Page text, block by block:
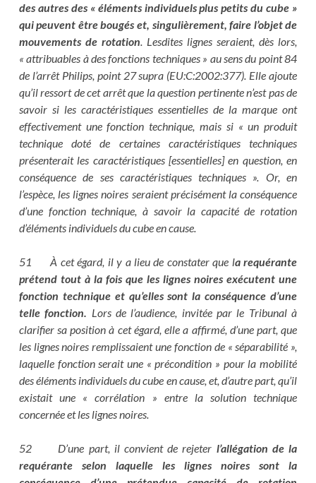
des autres des « éléments individuels plus petits du cube »
qui peuvent être bougés et, singulièrement, faire l’objet de
mouvements de rotation. Lesdites lignes seraient, dès lors,
« attribuables à des fonctions techniques » au sens du point 84
de l’arrêt Philips, point 27 supra (EU:C:2002:377). Elle ajoute
qu’il ressort de cet arrêt que la question pertinente n’est pas de
savoir si les caractéristiques essentielles de la marque ont
effectivement une fonction technique, mais si « un produit
technique doté de certaines caractéristiques techniques
présenterait les caractéristiques [essentielles] en question, en
conséquence de ses caractéristiques techniques ». Or, en
l’espèce, les lignes noires seraient précisément la conséquence
d’une fonction technique, à savoir la capacité de rotation
d’éléments individuels du cube en cause.
51 À cet égard, il y a lieu de constater que la requérante
prétend tout à la fois que les lignes noires exécutent une
fonction technique et qu’elles sont la conséquence d’une
telle fonction. Lors de l’audience, invitée par le Tribunal à
clarifier sa position à cet égard, elle a affirmé, d’une part, que
les lignes noires remplissaient une fonction de « séparabilité »,
laquelle fonction serait une « précondition » pour la mobilité
des éléments individuels du cube en cause, et, d’autre part, qu’il
existait une « corrélation » entre la solution technique
concernée et les lignes noires.
52 D’une part, il convient de rejeter l’allégation de la
requérante selon laquelle les lignes noires sont la